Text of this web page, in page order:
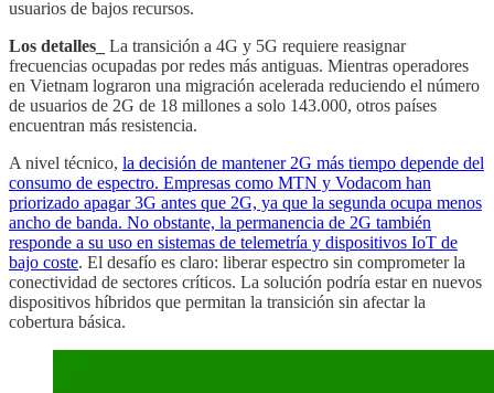
usuarios de bajos recursos.
Los detalles_ La transición a 4G y 5G requiere reasignar
frecuencias ocupadas por redes más antiguas. Mientras operadores
en Vietnam lograron una migración acelerada reduciendo el número
de usuarios de 2G de 18 millones a solo 143.000, otros países
encuentran más resistencia.
A nivel técnico, la decisión de mantener 2G más tiempo depende del
consumo de espectro. Empresas como MTN y Vodacom han
priorizado apagar 3G antes que 2G, ya que la segunda ocupa menos
ancho de banda. No obstante, la permanencia de 2G también
responde a su uso en sistemas de telemetría y dispositivos IoT de
bajo coste. El desafío es claro: liberar espectro sin comprometer la
conectividad de sectores críticos. La solución podría estar en nuevos
dispositivos híbridos que permitan la transición sin afectar la
cobertura básica.